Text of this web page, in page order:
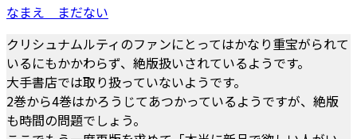
なまえ まだない
クリシュナムルティのファンにとってはかなり重宝がられて
いるにもかかわらず、絶版扱いされているようです。
大手書店では取り扱っていないようです。
2巻から4巻はかろうじてあつかっているようですが、絶版
も時間の問題でしょう。